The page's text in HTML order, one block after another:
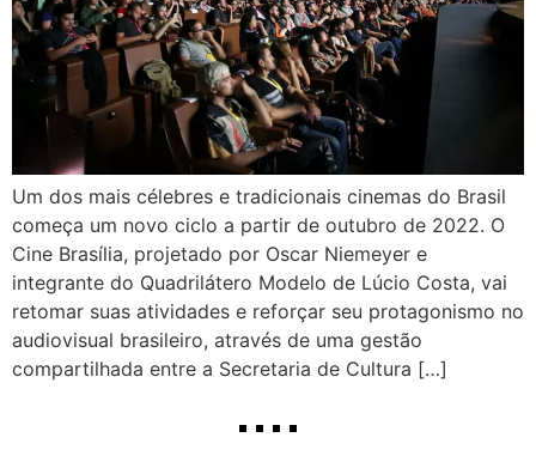
Um dos mais célebres e tradicionais cinemas do Brasil
começa um novo ciclo a partir de outubro de 2022. O
Cine Brasília, projetado por Oscar Niemeyer e
integrante do Quadrilátero Modelo de Lúcio Costa, vai
retomar suas atividades e reforçar seu protagonismo no
audiovisual brasileiro, através de uma gestão
compartilhada entre a Secretaria de Cultura […]